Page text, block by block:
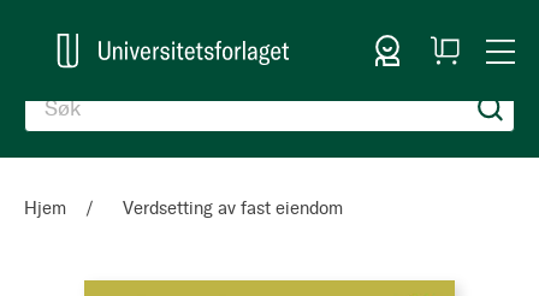
Logg inn
Handlekurv
Hjem Verdsetting av fast eiendom